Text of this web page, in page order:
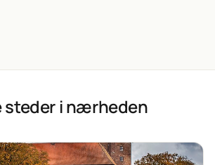
steder i nærheden